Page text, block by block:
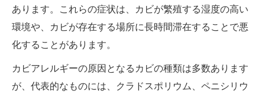
あります。これらの症状は、カビが繁殖する湿度の高い
環境や、カビが存在する場所に長時間滞在することで悪
化することがあります。
カビアレルギーの原因となるカビの種類は多数あります
が、代表的なものには、クラドスポリウム、ペニシリウ